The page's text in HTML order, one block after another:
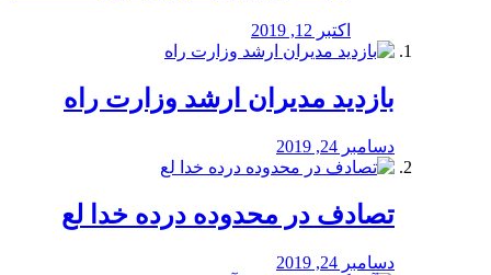
اکتبر 12, 2019
بازدید مدیران ارشد وزارت راه
دسامبر 24, 2019
تصادف در محدوده درده خدا لع
دسامبر 24, 2019